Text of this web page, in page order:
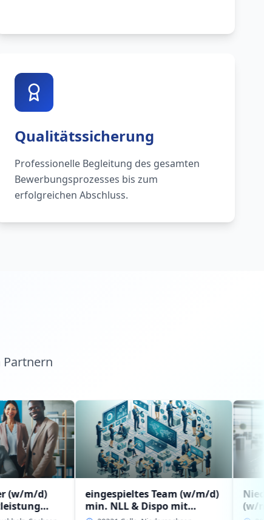
Qualitätssicherung
Professionelle Begleitung des gesamten
Bewerbungsprozesses bis zum
erfolgreichen Abschluss.
Partnern
eingespieltes Team (w/m/d)
min. NLL & Dispo mit
(w/m/d) mit